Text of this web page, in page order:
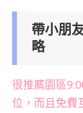
帶小朋
略
很推薦園區
位，而且免費